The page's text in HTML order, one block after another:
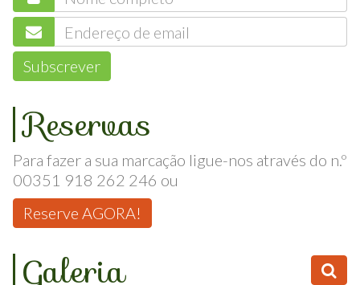
Reservas
Para fazer a sua marcação ligue-nos através do n.º
00351 918 262 246 ou